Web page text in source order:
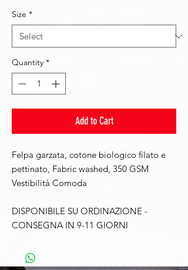
Size *
Quantity *
Add to Cart
Felpa garzata, cotone biologico filato e
pettinato, Fabric washed, 350 GSM
Vestibilità Comoda
DISPONIBILE SU ORDINAZIONE -
CONSEGNA IN 9-11 GIORNI